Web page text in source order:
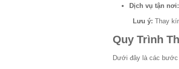
Dịch vụ tận nơi:
Lưu ý: Thay
Quy Trình
Dưới đây là các